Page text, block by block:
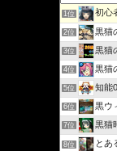
1位 初心
2位 黒猫
3位 黒猫
4位 黒猫
5位 知能
6位 黒ウ
7位 黒猫
8位 とあ